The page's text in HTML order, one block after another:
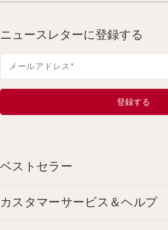
ニュースレターに登録する
メールアドレス *
登録する
ベストセラー
カスタマーサービス＆ヘルプ